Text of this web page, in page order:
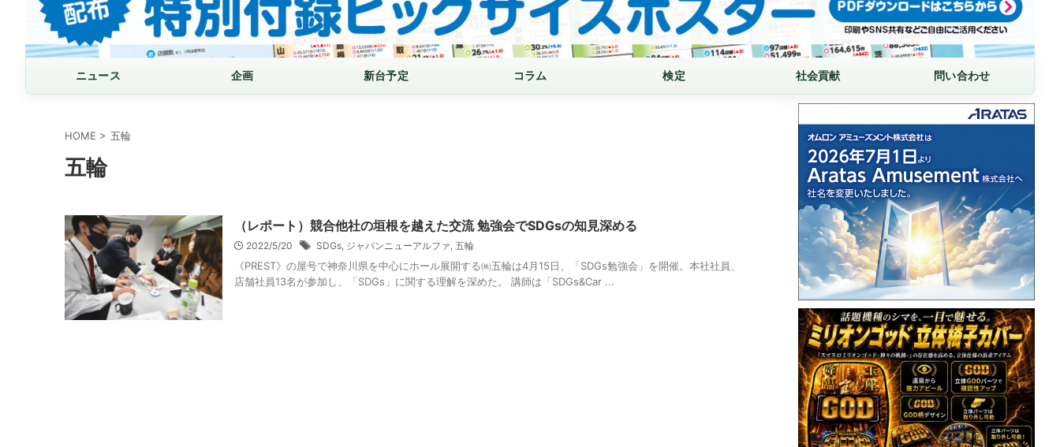
ニュース 企画 新台予定 コラム 検定 社会貢献 問い合わせ
HOME > 五輪
五輪
（レポート）競合他社の垣根を越えた交流 勉強会でSDGsの知見深める
2022/5/20 SDGs ジャパンニューアルファ 五輪
《PREST》の屋号で神奈川県を中心にホール展開する㈱五輪は4月15日、「SDGs勉強会」を開催。本社社員、
店舗社員13名が参加し、「SDGs」に関する理解を深めた。 講師は「SDGs&Car ...